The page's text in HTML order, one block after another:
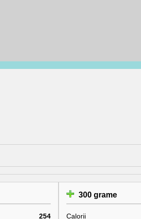
254
300 grame
Calorii